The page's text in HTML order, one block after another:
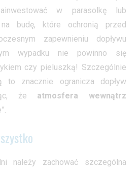
w parasolkę lub
na budę, które ochronią przed
zapewnieniu dopływu
wypadku nie powinno się
czy pieluszką! Szczególnie
znacznie ogranicza dopływ
że atmosfera wewnątrz
należy zachować szczególna